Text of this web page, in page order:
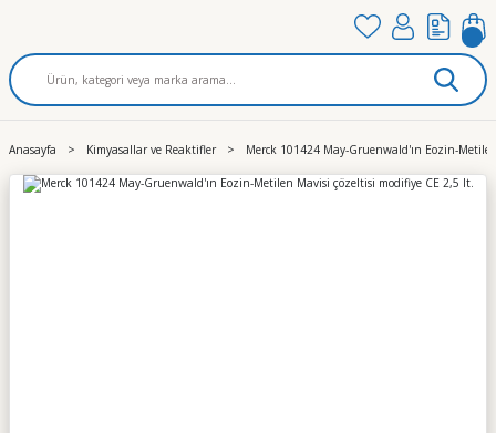
Anasayfa Kimyasallar ve Reaktifler Merck 101424 May-Gruenwald'ın Eozin-